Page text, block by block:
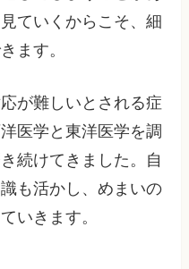
ていくからこそ、細
ます。
が難しいとされる症
医学と東洋医学を調
続けてきました。自
も活かし、めまいの
いきます。